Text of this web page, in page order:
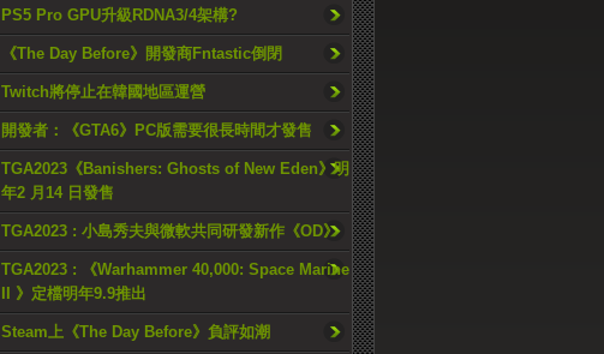
PS5 Pro GPU升級RDNA3/4架構?
《The Day Before》開發商Fntastic倒閉
Twitch將停止在韓國地區運營
開發者：《GTA6》PC版需要很長時間才發售
TGA2023《Banishers: Ghosts of New Eden》明
年2 月14 日發售
TGA2023 : 小島秀夫與微軟共同研發新作《OD》
TGA2023 : 《Warhammer 40,000: Space Marine
II 》定檔明年9.9推出
Steam上《The Day Before》負評如潮